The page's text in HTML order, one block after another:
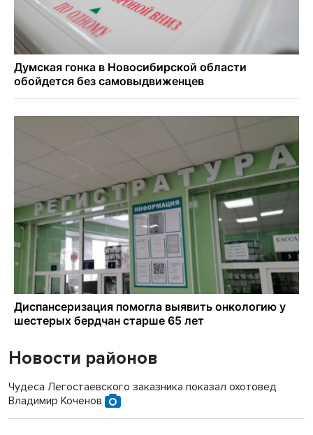
Новости районов
Чудеса Легостаевского заказника показал охотовед
Владимир Коченов